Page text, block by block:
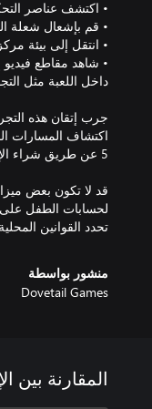
• شاهد مقاطع فيديو
جرب إتقان هذه
قد لا تكون بعض
تحدد القوانين
منشور بواسطة
Dovetail Games
المقارنة بين